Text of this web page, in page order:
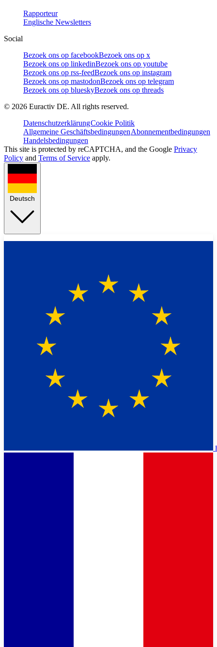
Rapporteur
Englische Newsletters
Social
Bezoek ons op facebookBezoek ons op x
Bezoek ons op linkedinBezoek ons op youtube
Bezoek ons op rss-feedBezoek ons op instagram
Bezoek ons op mastodonBezoek ons op telegram
Bezoek ons op blueskyBezoek ons op threads
© 2026 Euractiv DE. All rights reserved.
DatenschutzerklärungCookie Politik
Allgemeine GeschäftsbedingungenAbonnementbedingungen
Handelsbedingungen
This site is protected by reCAPTCHA, and the Google Privacy
Policy and Terms of Service apply.
Deutsch